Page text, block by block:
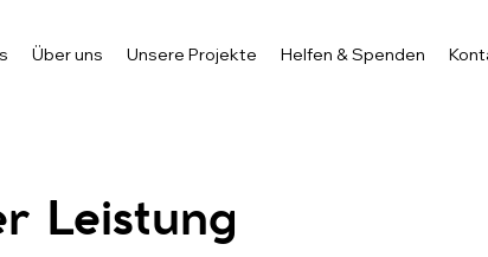
Über uns Unsere Projekte Helfen & Spenden
Leistung